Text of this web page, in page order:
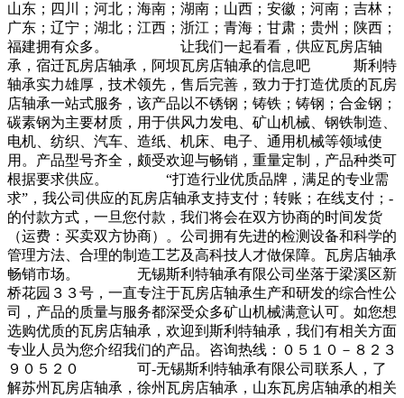
山东；四川；河北；海南；湖南；山西；安徽；河南；吉林；
广东；辽宁；湖北；江西；浙江；青海；甘肃；贵州；陕西；
福建拥有众多。 让我们一起看看，供应瓦房店轴
承，宿迁瓦房店轴承，阿坝瓦房店轴承的信息吧 斯利特
轴承实力雄厚，技术领先，售后完善，致力于打造优质的瓦房
店轴承一站式服务，该产品以不锈钢；铸铁；铸钢；合金钢；
碳素钢为主要材质，用于供风力发电、矿山机械、钢铁制造、
电机、纺织、汽车、造纸、机床、电子、通用机械等领域使
用。产品型号齐全，颇受欢迎与畅销，重量定制，产品种类可
根据要求供应。 “打造行业优质品牌，满足的专业需
求”，我公司供应的瓦房店轴承支持支付；转账；在线支付；-
的付款方式，一旦您付款，我们将会在双方协商的时间发货
（运费：买卖双方协商）。公司拥有先进的检测设备和科学的
管理方法、合理的制造工艺及高科技人才做保障。瓦房店轴承
畅销市场。 无锡斯利特轴承有限公司坐落于梁溪区新
桥花园３３号，一直专注于瓦房店轴承生产和研发的综合性公
司，产品的质量与服务都深受众多矿山机械满意认可。如您想
选购优质的瓦房店轴承，欢迎到斯利特轴承，我们有相关方面
专业人员为您介绍我们的产品。咨询热线：０５１０－８２３
９０５２０ 可-无锡斯利特轴承有限公司联系人，了
解苏州瓦房店轴承，徐州瓦房店轴承，山东瓦房店轴承的相关